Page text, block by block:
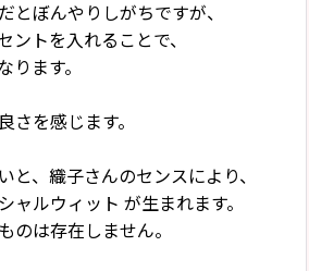
とぼんやりしがちですが、
ントを入れることで、
ります。
さを感じます。
と、織子さんのセンスにより、
ャルウィット が生まれます。
のは存在しません。